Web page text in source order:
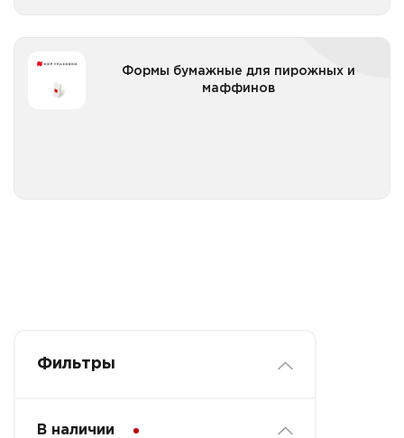
Формы бумажные для пирожных и
маффинов
Формы бумажные для пирожных и маффинов
Фильтры
В наличии